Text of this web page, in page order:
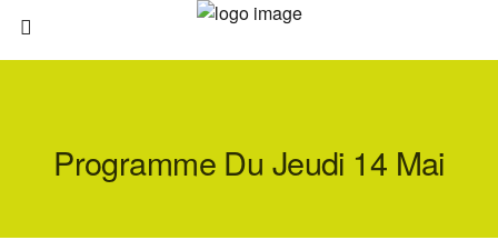
Programme Du Jeudi 14 Mai